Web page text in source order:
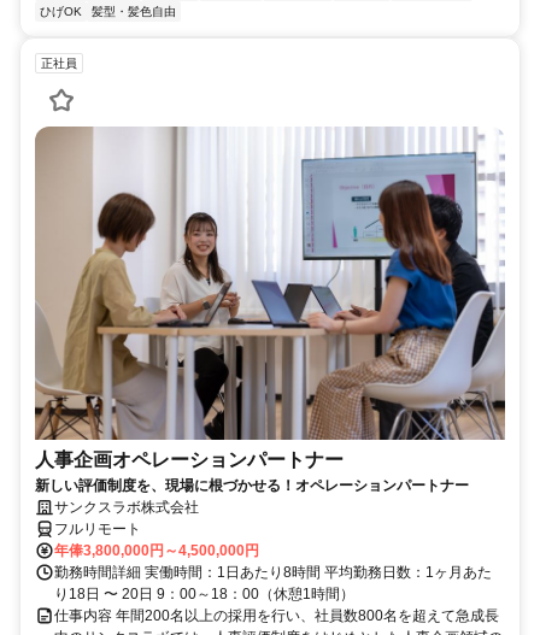
ひげOK
髪型・髪色自由
正社員
人事企画オペレーションパートナー
新しい評価制度を、現場に根づかせる！オペレーションパートナー
サンクスラボ株式会社
フルリモート
年俸3,800,000円～4,500,000円
勤務時間詳細 実働時間：1日あたり8時間 平均勤務日数：1ヶ月あた
り18日 〜 20日 9：00～18：00（休憩1時間）
仕事内容 年間200名以上の採用を行い、社員数800名を超えて急成長